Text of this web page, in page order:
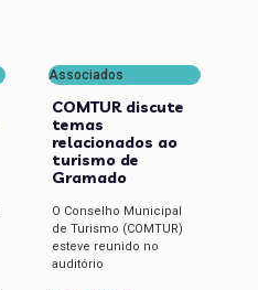
Associados
COMTUR discute
temas
relacionados ao
turismo de
Gramado
O Conselho Municipal
de Turismo (COMTUR)
esteve reunido no
auditório